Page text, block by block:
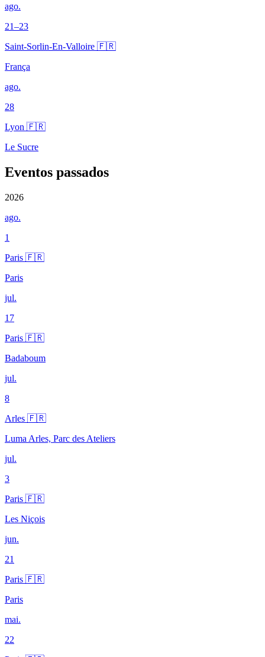
ago.
21–23
Saint-Sorlin-En-Valloire 🇫🇷
França
ago.
28
Lyon 🇫🇷
Le Sucre
Eventos passados
2026
ago.
1
Paris 🇫🇷
Paris
jul.
17
Paris 🇫🇷
Badaboum
jul.
8
Arles 🇫🇷
Luma Arles, Parc des Ateliers
jul.
3
Paris 🇫🇷
Les Niçois
jun.
21
Paris 🇫🇷
Paris
mai.
22